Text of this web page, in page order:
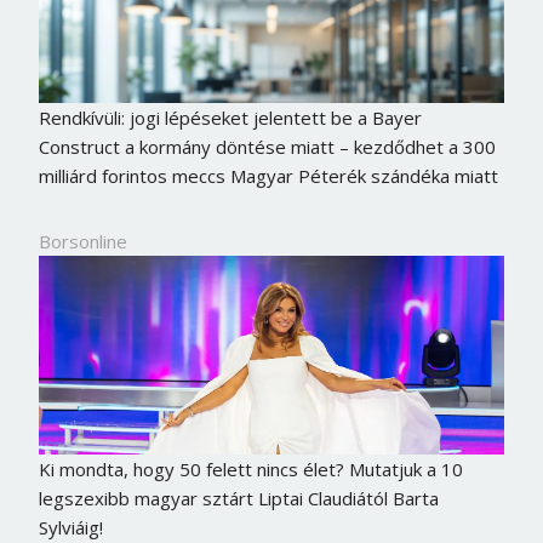
Rendkívüli: jogi lépéseket jelentett be a Bayer
Construct a kormány döntése miatt – kezdődhet a 300
milliárd forintos meccs Magyar Péterék szándéka miatt
Borsonline
Ki mondta, hogy 50 felett nincs élet? Mutatjuk a 10
legszexibb magyar sztárt Liptai Claudiától Barta
Sylviáig!